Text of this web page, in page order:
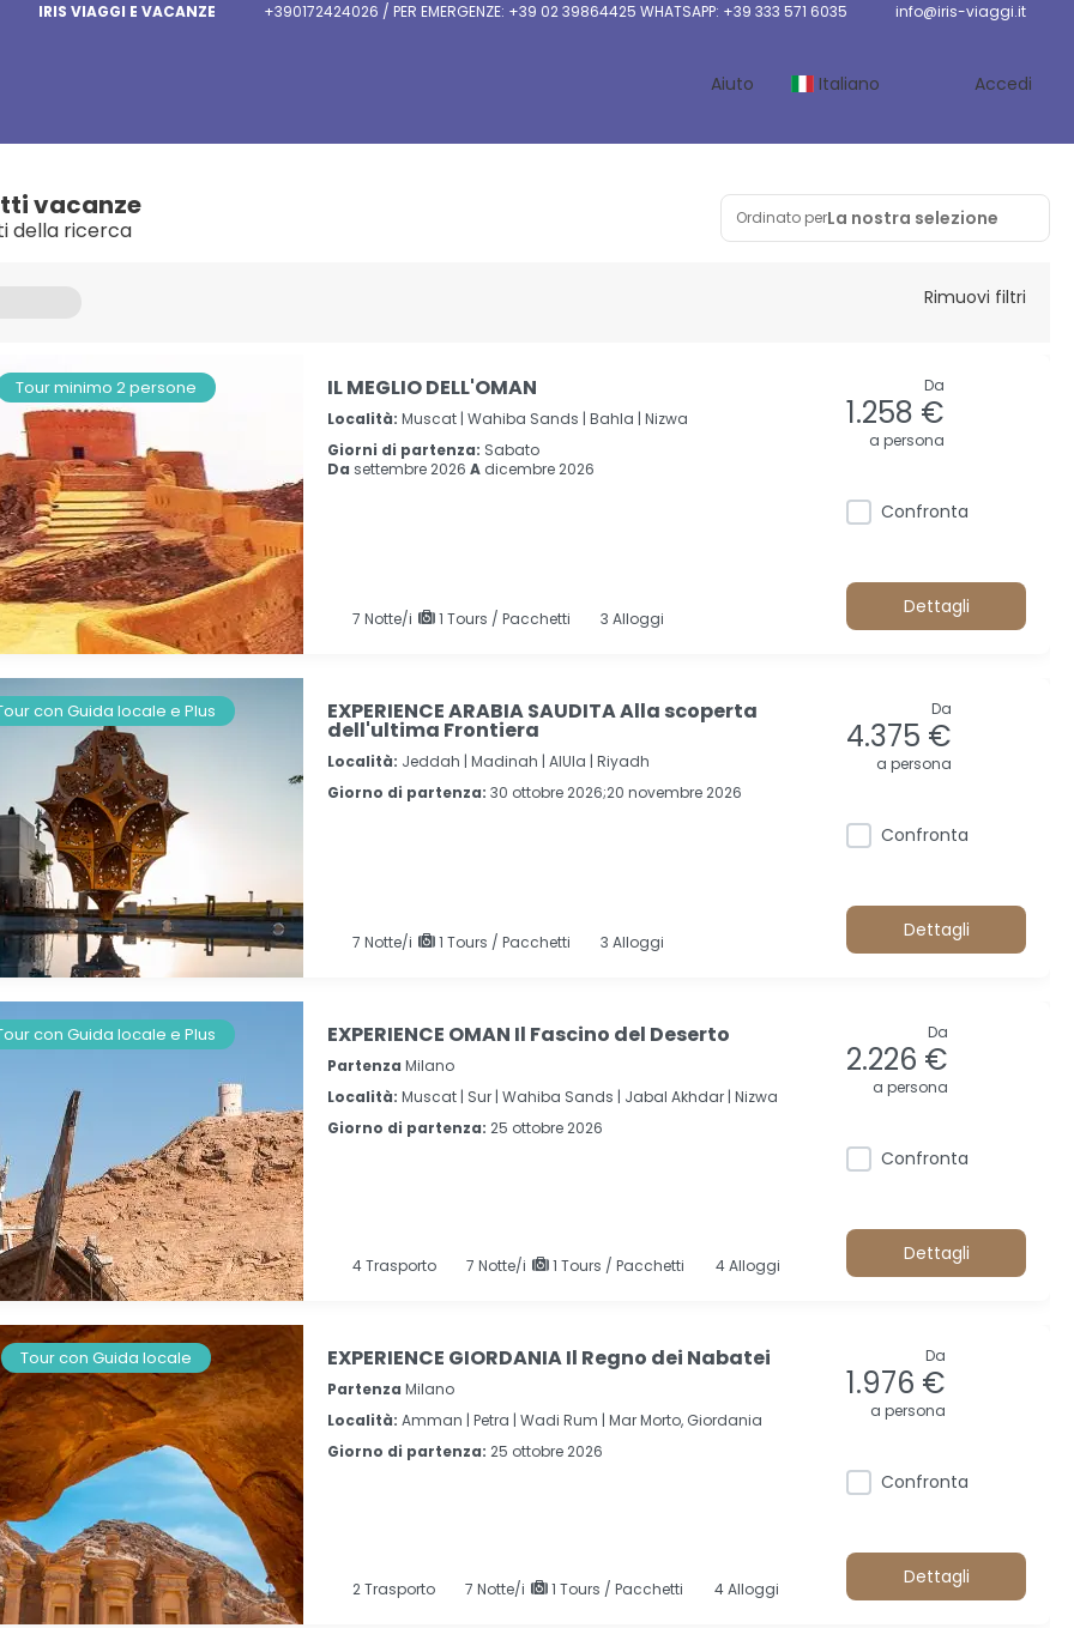
IRIS VIAGGI E VACANZE +390172424026 / PER EMERGENZE: +39 02 39864425 WHATSAPP: +39 333 571 6035 info@iris-viaggi.it
Aiuto Italiano Accedi
vacanze
della ricerca Ordinato perLa nostra selezione
Rimuovi filtri
Tour minimo 2 persone IL MEGLIO DELL'OMAN
Località: Muscat | Wahiba Sands | Bahla | Nizwa
Giorni di partenza: Sabato
Da settembre 2026 A dicembre 2026
7 Notte/i 1 Tours / Pacchetti 3 Alloggi
Da
1.258 €
a persona
Confronta
Dettagli
con Guida locale e Plus EXPERIENCE ARABIA SAUDITA Alla scoperta
dell'ultima Frontiera
Località: Jeddah | Madinah | AlUla | Riyadh
Giorno di partenza: 30 ottobre 2026;20 novembre 2026
7 Notte/i 1 Tours / Pacchetti 3 Alloggi
Da
4.375 €
a persona
Confronta
Dettagli
con Guida locale e Plus EXPERIENCE OMAN Il Fascino del Deserto
Partenza Milano
Località: Muscat | Sur | Wahiba Sands | Jabal Akhdar | Nizwa
Giorno di partenza: 25 ottobre 2026
4Trasporto 7 Notte/i 1 Tours / Pacchetti 4 Alloggi
Da
2.226 €
a persona
Confronta
Dettagli
Tour con Guida locale EXPERIENCE GIORDANIA Il Regno dei Nabatei
Partenza Milano
Località: Amman | Petra | Wadi Rum | Mar Morto, Giordania
Giorno di partenza: 25 ottobre 2026
2Trasporto 7 Notte/i 1 Tours / Pacchetti 4 Alloggi
Da
1.976 €
a persona
Confronta
Dettagli